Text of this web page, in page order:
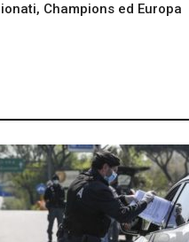
Champions ed Europa